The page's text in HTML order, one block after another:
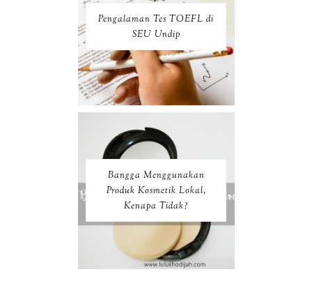
Pengalaman Tes TOEFL di
SEU Undip
Bangga Menggunakan
Produk Kosmetik Lokal,
Kenapa Tidak?